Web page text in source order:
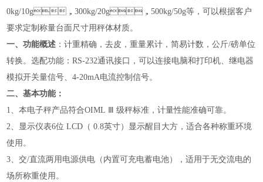
0kg/10g，300kg/20g，500kg/50g等，可以根据客户
要求定制称量台面尺寸用秤体材质。
一、功能概述 ：计重精确，去皮，重量累计，简易计数，公斤/磅单位
转换。选配功能：RS-232通讯接口，可以连接电脑和打印机、继电器
模拟开关量信号、4-20mA电流控制信号。
二、基本功能：
1、本电子秤产品符合OIML Ⅲ级秤标准，计量性能准确可靠。
2、显示仪表6位LCD （0.8英寸）显示醒目大方，适合各种称重环境
使用。
3、交/直流两用电源供电（内置可充电蓄电池），适用于无交流电的
场所称重使用。